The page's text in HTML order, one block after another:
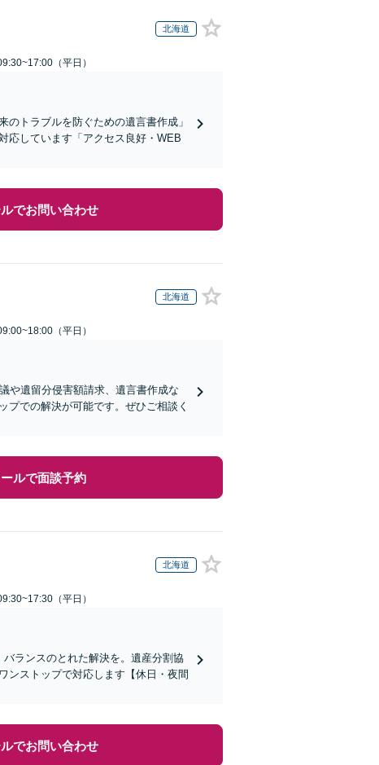
北海道
（平日）
のトラブルを防ぐための遺言書作成」
応しています「アクセス良好・WEB
ルでお問い合わせ
北海道
（平日）
や遺留分侵害額請求、遺言書作成な
プでの解決が可能です。ぜひご相談く
ールで面談予約
北海道
（平日）
ランスのとれた解決を。遺産分割協
ンストップで対応します【休日・夜間
ルでお問い合わせ